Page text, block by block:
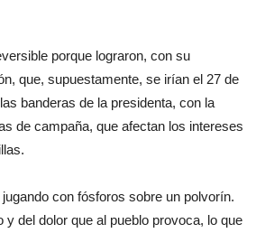
porque lograron, con su
que, supuestamente, se irían el 27 de
banderas de la presidenta, con la
de campaña, que afectan los intereses
con fósforos sobre un polvorín.
del dolor que al pueblo provoca, lo que